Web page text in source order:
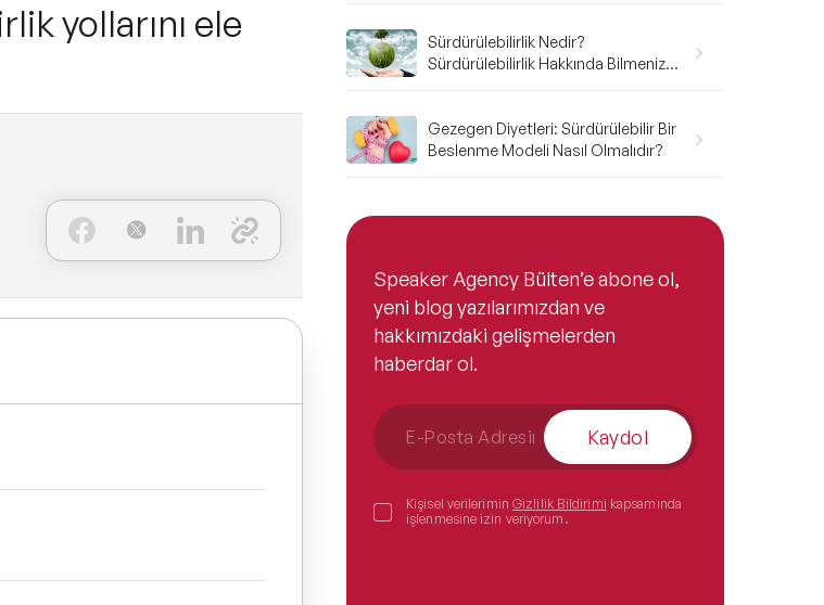
yollarını ele
Sürdürülebilirlik Nedir?
Sürdürülebilirlik Hakkında Bilmeniz
Gezegen Diyetleri: Sürdürülebilir Bir
Beslenme Modeli Nasıl Olmalıdır?
Speaker Agency Bülten’e abone ol,
yeni blog yazılarımızdan ve
hakkımızdaki gelişmelerden
haberdar ol.
Kaydol
Kişisel verilerimin Gizlilik Bildirimi kapsamında
işlenmesine izin veriyorum.